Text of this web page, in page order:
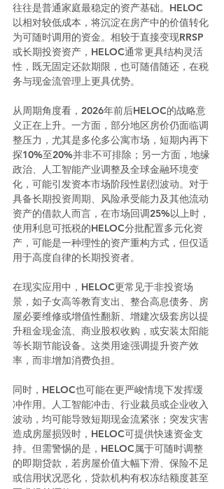
往往是普通家庭最稳定的资产基础。HELOC
以相对较低成本，将沉淀在房产中的价值转化
为可随时调用的资金。相较于直接变现RRSP
或长期投资资产，HELOC通常更具结构灵活
性，既无固定还款期限，也可随借随还，在税
务与现金流管理上更具优势。
从周期角度看，2026年前后HELOC的战略意
义正在上升。一方面，部分地区房价仍面临调
整压力，尤其是多伦多公寓市场，短期内再下
探10%至20%并非不可排除；另一方面，地缘
政治、人工智能产业调整及全球金融环境变
化，可能引发资本市场阶段性剧烈波动。对于
具备长期投资周期、风险承受能力及其他流动
资产的借款人而言，在市场回调25%以上时，
使用利息可抵税的HELOC分批配置多元化资
产，可能是一种理性的资产重构方式，但仅适
用于高度自律的长期投资者。
在现实应用中，HELOC更常见于非投资场
景，如子女高等教育支出、整合高息债务、房
屋必要维修或增值性翻新、增建次级套房以提
升租金现金流、商业股权收购，或安装太阳能
等长期节能设备。这类用途强调提升资产效
率，而非增加消费负担。
同时，HELOC也可能在更严峻情境下发挥缓
冲作用。人工智能冲击、行业裁员或企业收入
波动，均可能导致短期现金流紧张；突发灾害
造成房屋损毁时，HELOC可提供快速资金支
持。但需警惕的是，HELOC属于可随时调整
的即期贷款，若房屋价值大幅下滑、保险不足
或信用状况恶化，贷款机构有权冻结额度甚至